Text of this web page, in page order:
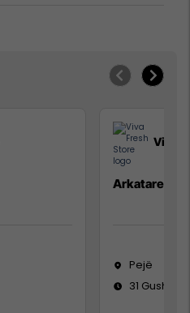
Viva
Arkatare
Pejë
31 Gusht